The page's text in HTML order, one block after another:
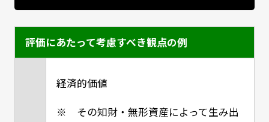
評価にあたって考慮すべき観点の例
経済的価値
※ その知財・無形資産によって生み出